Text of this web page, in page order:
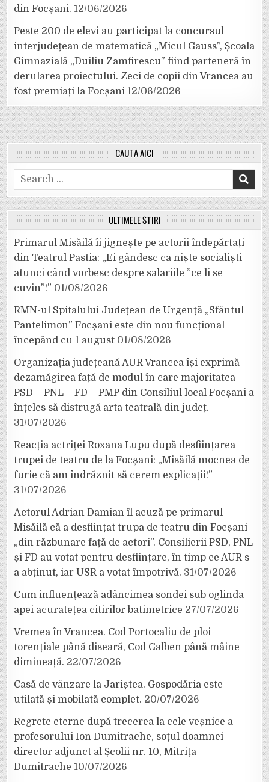
din Focșani. 12/06/2026
Peste 200 de elevi au participat la concursul
interjudețean de matematică „Micul Gauss”, Școala
Gimnazială „Duiliu Zamfirescu” fiind parteneră în
derularea proiectului. Zeci de copii din Vrancea au
fost premiați la Focșani 12/06/2026
CAUTĂ AICI
Search
for:
ULTIMELE ȘTIRI
Primarul Misăilă îi jignește pe actorii îndepărtați
din Teatrul Pastia: „Ei gândesc ca niște socialiști
atunci când vorbesc despre salariile ”ce li se
cuvin”!” 01/08/2026
RMN-ul Spitalului Județean de Urgență „Sfântul
Pantelimon” Focșani este din nou funcțional
începând cu 1 august 01/08/2026
Organizația județeană AUR Vrancea își exprimă
dezamăgirea față de modul în care majoritatea
PSD – PNL – FD – PMP din Consiliul local Focșani a
înțeles să distrugă arta teatrală din județ.
31/07/2026
Reacția actriței Roxana Lupu după desființarea
trupei de teatru de la Focșani: „Misăilă mocnea de
furie că am îndrăznit să cerem explicații!”
31/07/2026
Actorul Adrian Damian îl acuză pe primarul
Misăilă că a desființat trupa de teatru din Focșani
„din răzbunare față de actori”. Consilierii PSD, PNL
și FD au votat pentru desființare, în timp ce AUR s-
a abținut, iar USR a votat împotrivă. 31/07/2026
Cum influențează adâncimea sondei sub oglinda
apei acuratețea citirilor batimetrice 27/07/2026
Vremea în Vrancea. Cod Portocaliu de ploi
torențiale până diseară, Cod Galben până mâine
dimineață. 22/07/2026
Casă de vânzare la Jariștea. Gospodăria este
utilată și mobilată complet. 20/07/2026
Regrete eterne după trecerea la cele veșnice a
profesorului Ion Dumitrache, soțul doamnei
director adjunct al Școlii nr. 10, Mitrița
Dumitrache 10/07/2026